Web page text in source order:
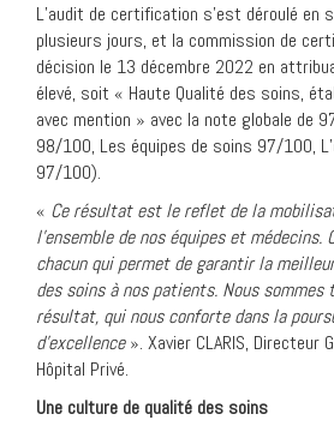
L’audit de certification s’est déroulé en
plusieurs jours, et la commission de
décision le 13 décembre 2022 en
élevé, soit « Haute Qualité des soins,
avec mention » avec la note globale de
98/100, Les équipes de soins 97/100,
97/100).
« Ce résultat est le reflet de la
l’ensemble de nos équipes et médecins.
chacun qui permet de garantir la
des soins à nos patients. Nous
résultat, qui nous conforte dans la
d’excellence». Xavier CLARIS, Directeur
Hôpital Privé.
Une culture de qualité des soins